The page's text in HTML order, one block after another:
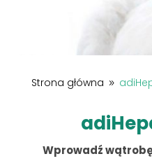
Strona główna 9
Wprowadź